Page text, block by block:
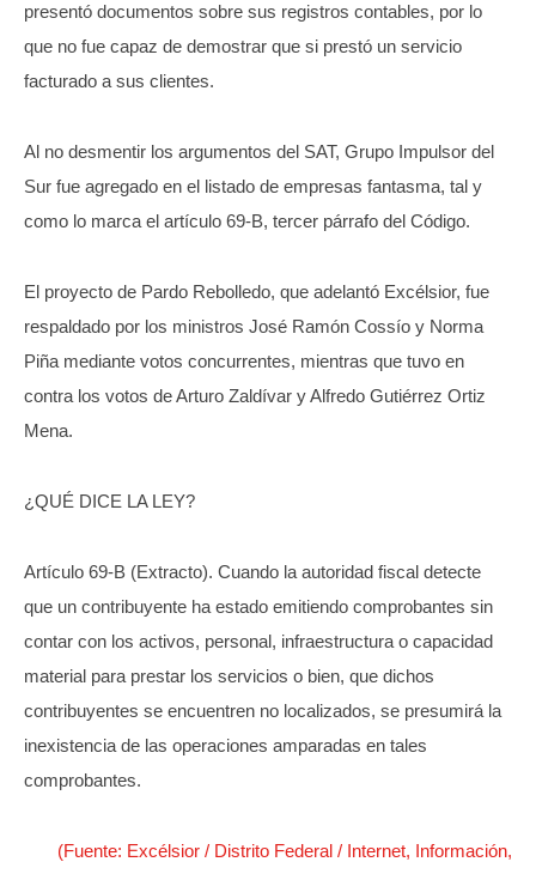
presentó documentos sobre sus registros contables, por lo
que no fue capaz de demostrar que si prestó un servicio
facturado a sus clientes.
Al no desmentir los argumentos del SAT, Grupo Impulsor del
Sur fue agregado en el listado de empresas fantasma, tal y
como lo marca el artículo 69-B, tercer párrafo del Código.
El proyecto de Pardo Rebolledo, que adelantó Excélsior, fue
respaldado por los ministros José Ramón Cossío y Norma
Piña mediante votos concurrentes, mientras que tuvo en
contra los votos de Arturo Zaldívar y Alfredo Gutiérrez Ortiz
Mena.
¿QUÉ DICE LA LEY?
Artículo 69-B (Extracto). Cuando la autoridad fiscal detecte
que un contribuyente ha estado emitiendo comprobantes sin
contar con los activos, personal, infraestructura o capacidad
material para prestar los servicios o bien, que dichos
contribuyentes se encuentren no localizados, se presumirá la
inexistencia de las operaciones amparadas en tales
comprobantes.
(Fuente: Excélsior / Distrito Federal / Internet, Información,